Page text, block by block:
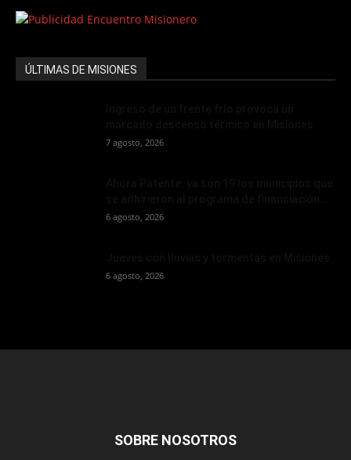
ÚLTIMAS DE MISIONES
7 agosto, 2026
6 agosto, 2026
6 agosto, 2026
SOBRE NOSOTROS